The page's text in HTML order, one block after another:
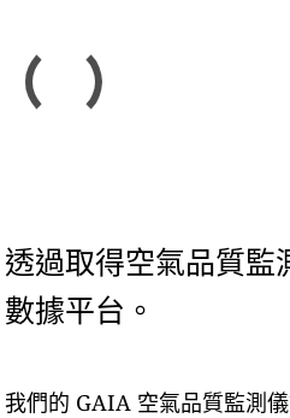
透過取得空氣品質
數據平台。
我們的 GAIA 空氣品質監測